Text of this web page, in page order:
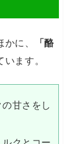
に、
「酪
ます。
甘さをし